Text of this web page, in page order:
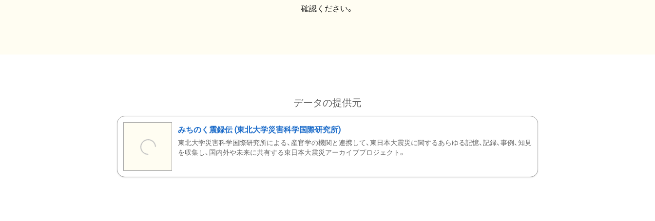
確認ください。
データの提供元
みちのく震録伝 (東北大学災害科学国際研究所)
東北大学災害科学国際研究所による、産官学の機関と連携して、東日本大震災に関するあらゆる記憶、記録、事例、知見
を収集し、国内外や未来に共有する東日本大震災アーカイブプロジェクト。